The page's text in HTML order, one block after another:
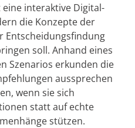
interaktive Digital-
die Konzepte der
Entscheidungsfindung
soll. Anhand eines
Szenarios erkunden die
aussprechen
wenn sie sich
statt auf echte
stützen.